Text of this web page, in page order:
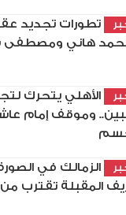
تطورات تجديد
هاني ومصطفى
وموقف إمام
الزمالك في
المقبلة تقترب